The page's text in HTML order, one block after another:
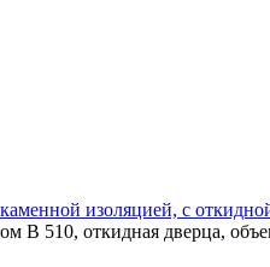
изоляцией, с
B 510, откидная дверца,